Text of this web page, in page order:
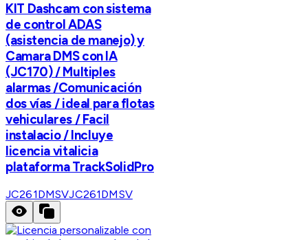
KIT Dashcam con sistema
de control ADAS
(asistencia de manejo) y
Camara DMS con IA
(JC170) / Multiples
alarmas /Comunicación
dos vías / ideal para flotas
vehiculares / Facil
instalacio / Incluye
licencia vitalicia
plataforma TrackSolidPro
JC261DMSVJC261DMSV